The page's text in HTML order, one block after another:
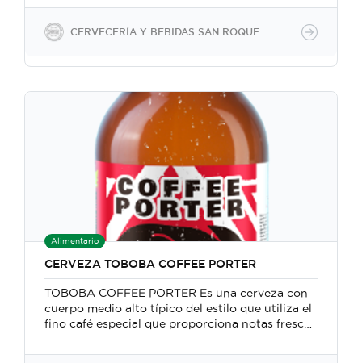
necesaria para su elaboración, que es de color
pálido. Además, el proceso de envejecimiento
que sufren hace que se suavice, dando lugar a
Todas nuestras cervezas son veganas, porque no
Utilizamos ingredientes 100% naturales
Producimos cervezas con gasificación natural
manteniendo la levadura para un segundo
acondicionamiento en botella 100% natural y
también forzada a través de la inyección directa
de CO2. Las botellas contienen 350 ml
equivalentes a 12 oz y también podemos trabajar
con barriles. Las botellas vienen empacadas en
cajas de cartón corrugado con 24 unidades.
CERVECERÍA Y BEBIDAS SAN ROQUE
Alimentario
CERVEZA TOBOBA COFFEE PORTER
TOBOBA COFFEE PORTER Es una cerveza con
cuerpo medio alto típico del estilo que utiliza el
fino café especial que proporciona notas frescas
completa en el paladar. Maridaje: carne de res y